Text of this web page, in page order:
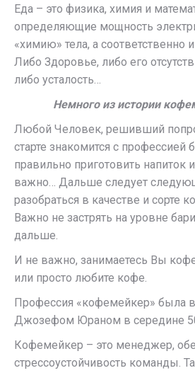
Еда – это физика, химия и
определяющие мощность
«химию» тела, а соответственно
Либо Здоровье, либо его
либо усталость…
Немного из истории
Любой Человек, решивший
старте знакомится с профессией
правильно приготовить напиток
важно… Дальше следует
разобраться в качестве и сорте
Важно не застрять на уровне
дальше.
И не важно, занимаетесь Вы
или просто любите кофе.
Профессия «кофемейкер» была
Джозефом Юраном в середине
Кофемейкер – это менеджер,
стрессоустойчивость команды.